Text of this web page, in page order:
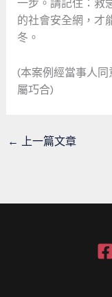
一步。請記住：救
的社會安全網，才
冬。
(本案例經當事人
屬巧合)
← 上一篇文章